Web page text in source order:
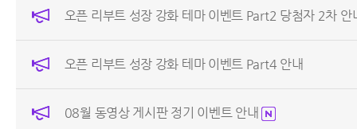
오픈 리부트 성장 강화 테마 이벤트 Part2 당첨자 2차 안
오픈 리부트 성장 강화 테마 이벤트 Part4 안내
08월 동영상 게시판 정기 이벤트 안내